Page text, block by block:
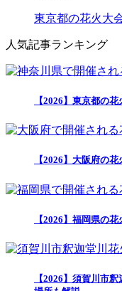
東京都の花火大
人気記事ランキング
【2026】東京都の
【2026】大阪府の
【2026】福岡県の
【2026】須賀川市